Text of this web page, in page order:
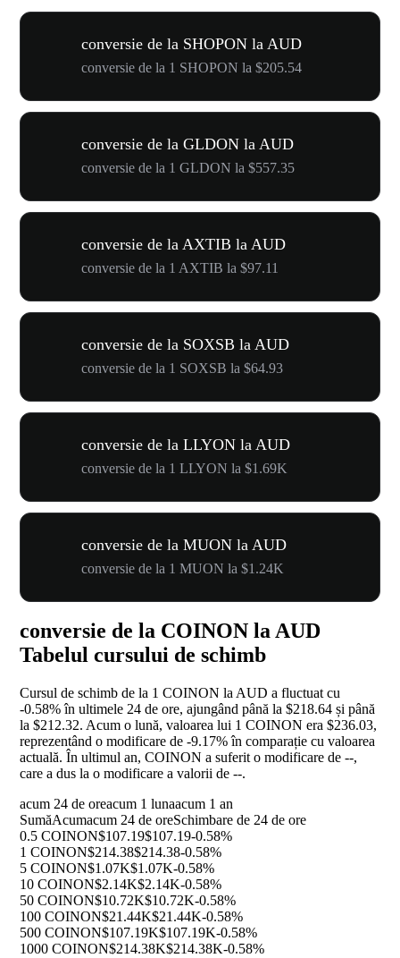
conversie de la SHOPON la AUD
conversie de la 1 SHOPON la $205.54
conversie de la GLDON la AUD
conversie de la 1 GLDON la $557.35
conversie de la AXTIB la AUD
conversie de la 1 AXTIB la $97.11
conversie de la SOXSB la AUD
conversie de la 1 SOXSB la $64.93
conversie de la LLYON la AUD
conversie de la 1 LLYON la $1.69K
conversie de la MUON la AUD
conversie de la 1 MUON la $1.24K
conversie de la COINON la AUD
Tabelul cursului de schimb
Cursul de schimb de la 1 COINON la AUD a fluctuat cu
-0.58%în ultimele 24 de ore, ajungând până la $218.64 și până
la $212.32. Acum o lună, valoarea lui 1 COINON era $236.03,
reprezentând o modificare de -9.17%în comparație cu valoarea
actuală. În ultimul an, COINON a suferit o modificare de --,
care a dus la o modificare a valorii de --.
acum 24 de oreacum 1 lunaacum 1 an
SumăAcumacum 24 de oreSchimbare de 24 de ore
0.5 COINON$107.19$107.19-0.58%
1 COINON$214.38$214.38-0.58%
5 COINON$1.07K$1.07K-0.58%
10 COINON$2.14K$2.14K-0.58%
50 COINON$10.72K$10.72K-0.58%
100 COINON$21.44K$21.44K-0.58%
500 COINON$107.19K$107.19K-0.58%
1000 COINON$214.38K$214.38K-0.58%